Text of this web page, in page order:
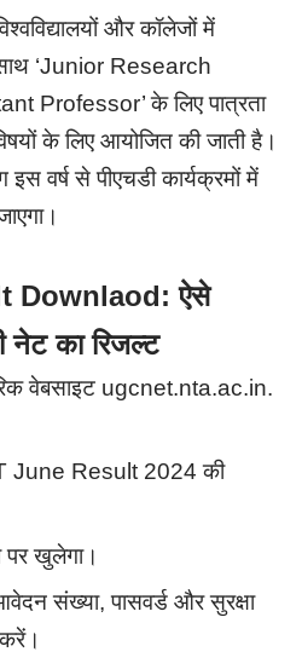
और कॉलेजों में
‘Junior Research
Professor’ के लिए पात्रता
के लिए आयोजित की जाती है।
वर्ष से पीएचडी कार्यक्रमों में
Downlaod: ऐसे
नेट का रिजल्ट
वेबसाइट ugcnet.nta.ac.in.
June Result 2024 की
पर खुलेगा।
संख्या, पासवर्ड और सुरक्षा